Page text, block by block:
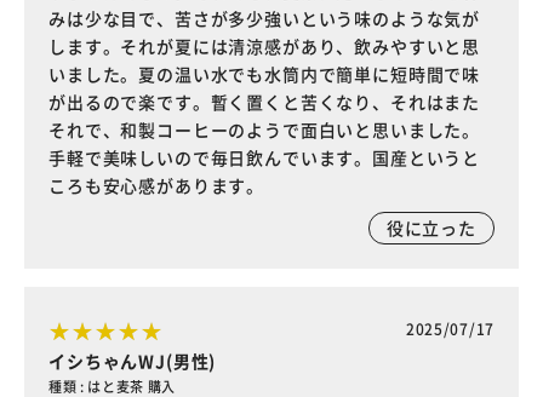
みは少な目で、苦さが多少強いという味のような気が
します。それが夏には清涼感があり、飲みやすいと思
いました。夏の温い水でも水筒内で簡単に短時間で味
が出るので楽です。暫く置くと苦くなり、それはまた
それで、和製コーヒーのようで面白いと思いました。
手軽で美味しいので毎日飲んでいます。国産というと
ころも安心感があります。
役に立った
2025/07/17
イシちゃんWJ(男性)
種類 : はと麦茶 購入